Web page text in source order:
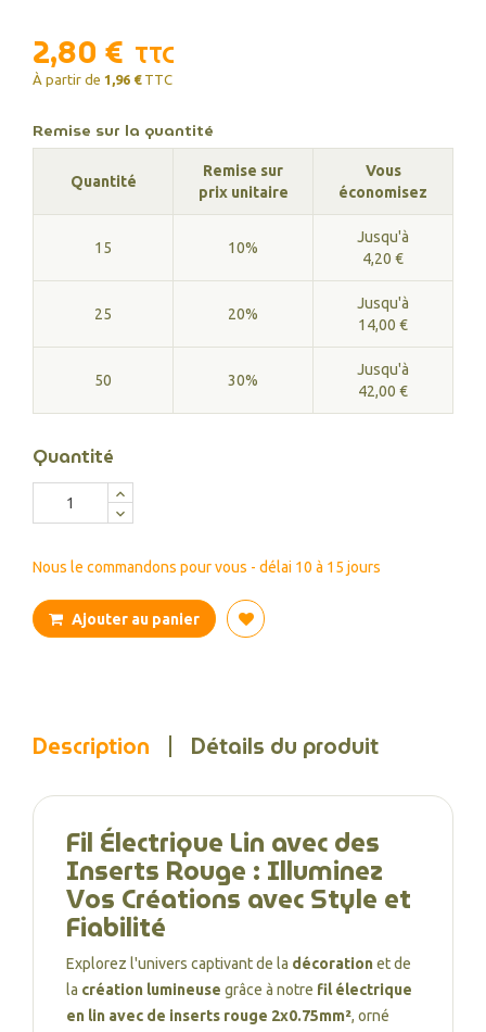
2,80 € TTC
À partir de 1,96 € TTC
Remise sur la quantité
Quantité
Remise sur
prix unitaire
Vous
économisez
15 10%
Jusqu'à
4,20 €
25 20%
Jusqu'à
14,00 €
50 30%
Jusqu'à
42,00 €
Quantité
Nous le commandons pour vous - délai 10 à 15 jours
Ajouter au panier
Description Détails du produit
Fil Électrique Lin avec des
Inserts Rouge : Illuminez
Vos Créations avec Style et
Fiabilité
Explorez l'univers captivant de la décorationet de
la création lumineuse grâce à notre fil électrique
en lin avec de inserts rouge 2x0.75mm², orné